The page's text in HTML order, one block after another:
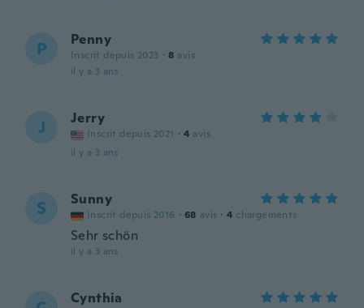
P Penny
Inscrit depuis 2023 · 8 avis
il y a 3 ans
J Jerry
Inscrit depuis 2021 · 4 avis
il y a 3 ans
S Sunny
Inscrit depuis 2016 · 68 avis · 4 chargements
Sehr schön
il y a 3 ans
Cynthia